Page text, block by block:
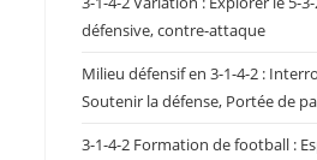
défensive, contre-attaque
Milieu défensif en 3-1-4-2 :
Soutenir la défense, Portée de
3-1-4-2 Formation de football :